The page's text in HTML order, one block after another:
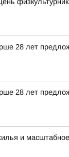
28 лет
28 лет
и